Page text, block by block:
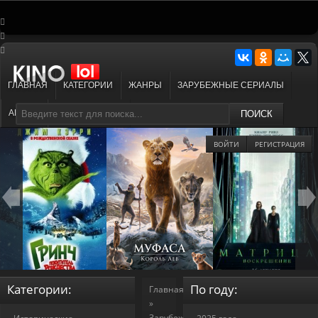
ПОИСК
ВОЙТИ РЕГИСТРАЦИЯ
ГЛАВНАЯ КАТЕГОРИИ ЖАНРЫ ЗАРУБЕЖНЫЕ СЕРИАЛЫ
АНИМЕ МУЛЬТФИЛЬМЫ
Главная
»
Категории: По году: